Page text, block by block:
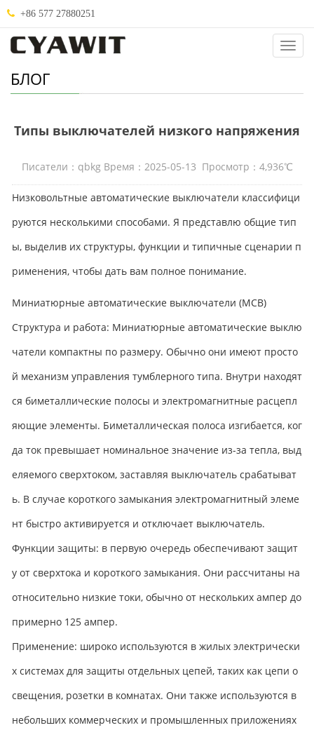
+86 577 27880251
БЛОГ
Типы выключателей низкого напряжения
Писатели：qbkg Время：2025-05-13 Просмотр：4,936℃
Низковольтные автоматические выключатели классифици
руются несколькими способами. Я представлю общие тип
ы, выделив их структуры, функции и типичные сценарии п
рименения, чтобы дать вам полное понимание.
Миниатюрные автоматические выключатели (MCB)​
Структура и работа: Миниатюрные автоматические выклю
чатели компактны по размеру. Обычно они имеют просто
й механизм управления тумблерного типа. Внутри находят
ся биметаллические полосы и электромагнитные расцепл
яющие элементы. Биметаллическая полоса изгибается, ког
да ток превышает номинальное значение из-за тепла, выд
еляемого сверхтоком, заставляя выключатель срабатыват
ь. В случае короткого замыкания электромагнитный элеме
нт быстро активируется и отключает выключатель.​
Функции защиты: в первую очередь обеспечивают защит
у от сверхтока и короткого замыкания. Они рассчитаны на
относительно низкие токи, обычно от нескольких ампер до
примерно 125 ампер.​
Применение: широко используются в жилых электрически
х системах для защиты отдельных цепей, таких как цепи о
свещения, розетки в комнатах. Они также используются в
небольших коммерческих и промышленных приложениях